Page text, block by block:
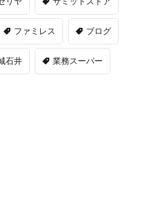
ファミレス ブログ
石井 業務スーパー